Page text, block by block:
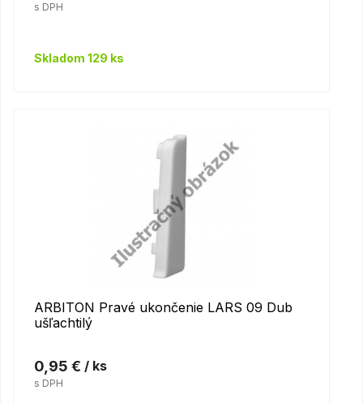
s DPH
Skladom 129 ks
ARBITON Pravé ukončenie LARS 09 Dub
ušľachtilý
0,95 € / ks
s DPH